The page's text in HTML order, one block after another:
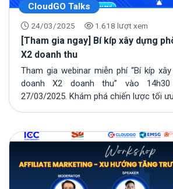
CloudGO Talks
24/03/2025 1.618 lượt xem
[Tham gia ngay] Bí kíp xây dựng
X2 doanh thu
Tham gia webinar miễn phí “Bí kíp
doanh X2 doanh thu” vào
27/03/2025. Khám phá chiến lược tối ưu